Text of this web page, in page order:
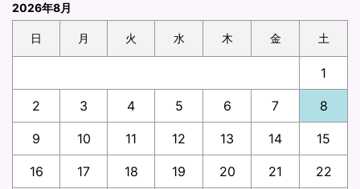
2026年8月
日 月 火 水 木 金 土
1
2 3 4 5 6 7 8
9 10 11 12 13 14 15
16 17 18 19 20 21 22